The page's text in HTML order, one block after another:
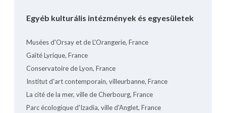
Egyéb kulturális intézmények és egyesületek
Musées d'Orsay et de L'Orangerie, France
Gaîté Lyrique, France
Conservatoire de Lyon, France
Institut d'art contemporain, villeurbanne, France
La cité de la mer, ville de Cherbourg, France
Parc écologique d'Izadia, ville d'Anglet, France